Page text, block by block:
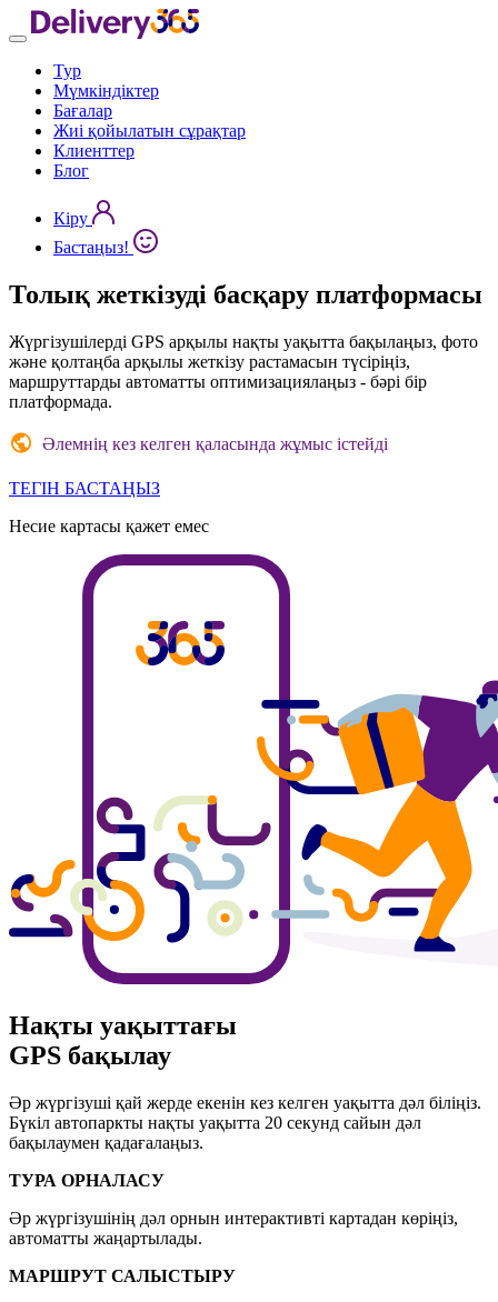
Тур
Мүмкіндіктер
Бағалар
Жиі қойылатын сұрақтар
Клиенттер
Блог
Кіру
Бастаңыз!
Толық жеткізуді басқару платформасы
Жүргізушілерді GPS арқылы нақты уақытта бақылаңыз, фото
және қолтаңба арқылы жеткізу растамасын түсіріңіз,
маршруттарды автоматты оптимизациялаңыз - бәрі бір
платформада.
Әлемнің кез келген қаласында жұмыс істейді
ТЕГІН БАСТАҢЫЗ
Несие картасы қажет емес
Нақты уақыттағы
GPS бақылау
Әр жүргізуші қай жерде екенін кез келген уақытта дәл біліңіз.
Бүкіл автопаркты нақты уақытта 20 секунд сайын дәл
бақылаумен қадағалаңыз.
ТУРА ОРНАЛАСУ
Әр жүргізушінің дәл орнын интерактивті картадан көріңіз,
автоматты жаңартылады.
МАРШРУТ САЛЫСТЫРУ